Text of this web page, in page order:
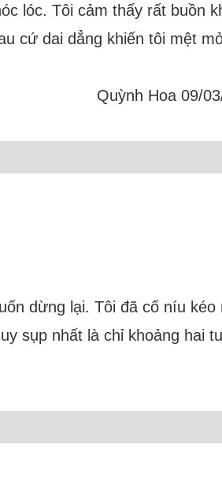
lóc. Tôi cảm thấy rất buồn
cứ dai dẳng khiến tôi mệt
Quỳnh Hoa 09/
dừng lại. Tôi đã cố níu kéo
sụp nhất là chỉ khoảng hai